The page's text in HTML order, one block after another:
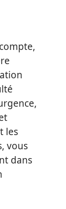
les
vous
dans